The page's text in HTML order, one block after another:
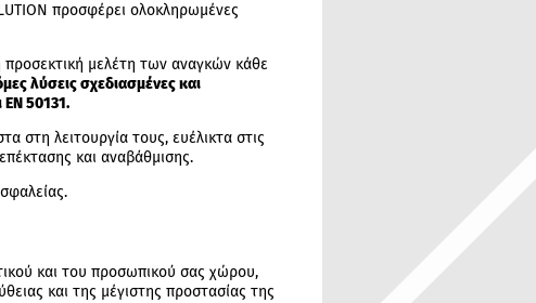
προσφέρει ολοκληρωμένες
μελέτη των αναγκών κάθε
λύσεις σχεδιασμένες και
50131.
στη λειτουργία τους, ευέλικτα στις
και αναβάθμισης.
και του προσωπικού σας χώρου,
και της μέγιστης προστασίας της